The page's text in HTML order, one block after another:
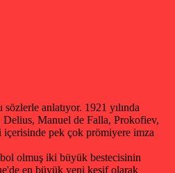
anlatıyor. 1921 yılında
Delius, Manuel de Falla, Prokofiev,
pek çok prömiyere imza
olmuş iki büyük bestecisinin
en büyük yeni keşif olarak